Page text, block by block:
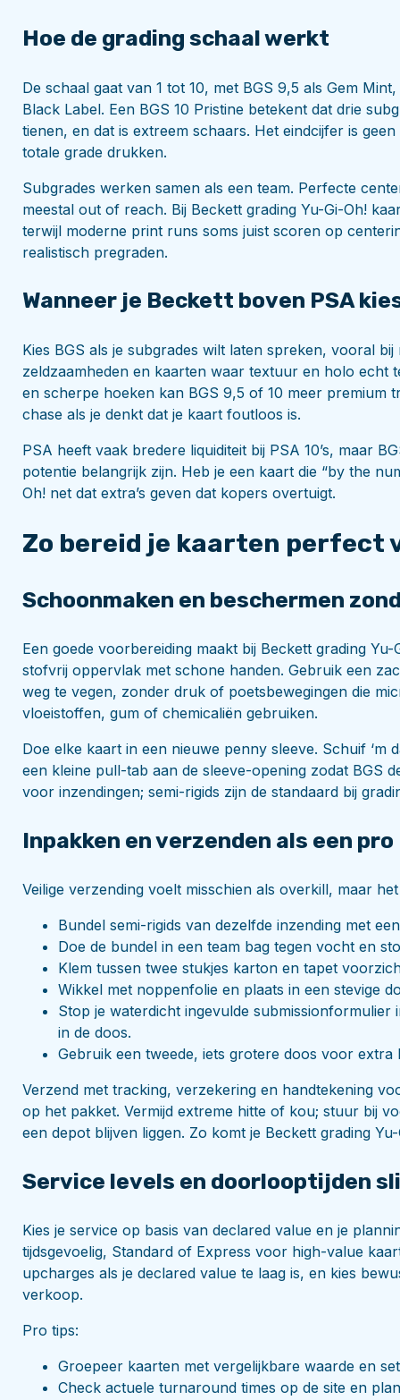
Hoe de grading schaal werkt
De schaal gaat van 1 tot 10, met BGS 9,5 als Gem
Black Label. Een BGS 10 Pristine betekent dat drie
tienen, en dat is extreem schaars. Het eindcijfer is
totale grade drukken.
Subgrades werken samen als een team. Perfecte
meestal out of reach. Bij Beckett grading Yu-Gi-Oh!
terwijl moderne print runs soms juist scoren op
realistisch pregraden.
Wanneer je Beckett boven PSA
Kies BGS als je subgrades wilt laten spreken, vooral
zeldzaamheden en kaarten waar textuur en holo echt
en scherpe hoeken kan BGS 9,5 of 10 meer premium
chase als je denkt dat je kaart foutloos is.
PSA heeft vaak bredere liquiditeit bij PSA 10’s, maar
potentie belangrijk zijn. Heb je een kaart die “by the
Oh! net dat extra’s geven dat kopers overtuigt.
Zo bereid je kaarten perfect
Schoonmaken en beschermen
Een goede voorbereiding maakt bij Beckett grading
stofvrij oppervlak met schone handen. Gebruik een
weg te vegen, zonder druk of poetsbewegingen die
vloeistoffen, gum of chemicaliën gebruiken.
Doe elke kaart in een nieuwe penny sleeve. Schuif ‘m
een kleine pull-tab aan de sleeve-opening zodat BGS
voor inzendingen; semi-rigids zijn de standaard bij
Inpakken en verzenden als een pro
Veilige verzending voelt misschien als overkill, maar
Bundel semi-rigids van dezelfde inzending met
Doe de bundel in een team bag tegen vocht en
Klem tussen twee stukjes karton en tapet
Wikkel met noppenfolie en plaats in een stevige
Stop je waterdicht ingevulde
in de doos.
Gebruik een tweede, iets grotere doos voor
Verzend met tracking, verzekering en handtekening
op het pakket. Vermijd extreme hitte of kou; stuur bij
een depot blijven liggen. Zo komt je Beckett grading
Service levels en doorlooptijden
Kies je service op basis van declared value en je
tijdsgevoelig, Standard of Express voor high-value
upcharges als je declared value te laag is, en kies
verkoop.
Pro tips:
Groepeer kaarten met vergelijkbare waarde en
Check actuele turnaround times op de site en